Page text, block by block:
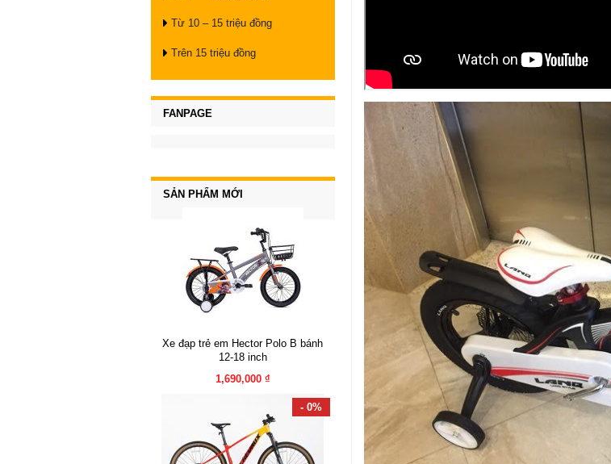
Từ 10 – 15 triệu đồng
Trên 15 triệu đồng
FANPAGE
SẢN PHẨM MỚI
Xe đạp trẻ em Hector Polo B bánh
12-18 inch
1,690,000 ₫
- 0%